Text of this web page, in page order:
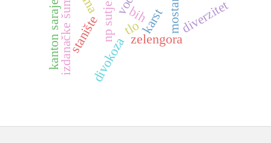
stanište
divokoza zelengora
np sutjeska karst
tlo mostardiverzitet
kanton sarajevo bih